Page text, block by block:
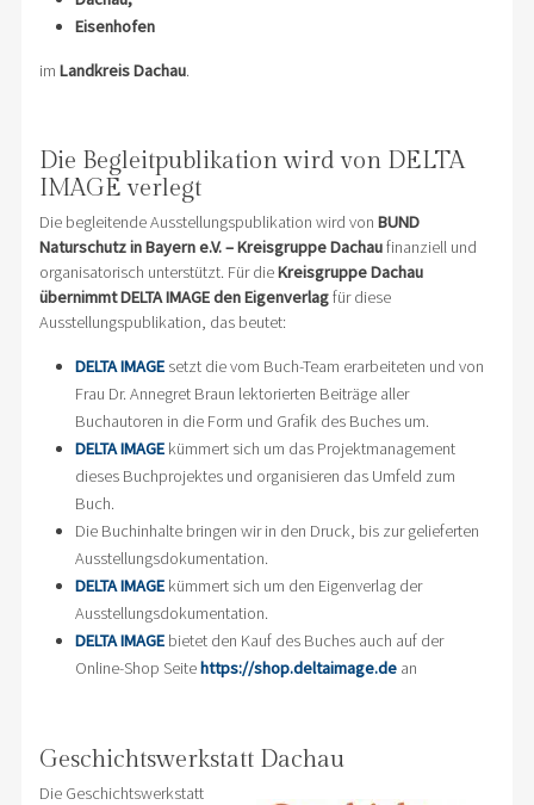
Eisenhofen
im Landkreis Dachau.
Die Begleitpublikation wird von DELTA
IMAGE verlegt
Die begleitende Ausstellungspublikation wird von BUND
Naturschutz in Bayern e.V. – Kreisgruppe Dachaufinanziell und
organisatorisch unterstützt. Für dieKreisgruppe Dachau
übernimmt DELTA IMAGE den Eigenverlagfür diese
Ausstellungspublikation, das beutet:
DELTA IMAGEsetzt die vom Buch-Team erarbeiteten und von
Frau Dr. Annegret Braun lektorierten Beiträge aller
Buchautoren in die Form und Grafik des Buches um.
DELTA IMAGEkümmert sich um das Projektmanagement
dieses Buchprojektes und organisieren das Umfeld zum
Buch.
Die Buchinhalte bringen wir in den Druck, bis zur gelieferten
Ausstellungsdokumentation.
DELTA IMAGEkümmert sich um den Eigenverlag der
Ausstellungsdokumentation.
DELTA IMAGEbietet den Kauf des Buches auch auf der
Online-Shop Seitehttps://shop.deltaimage.dean
Geschichtswerkstatt Dachau
Die Geschichtswerkstatt